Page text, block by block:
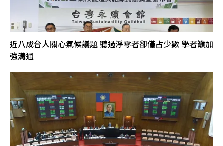
近八成台人關心氣候議題 聽過淨零者卻僅占少數 學者籲加
強溝通